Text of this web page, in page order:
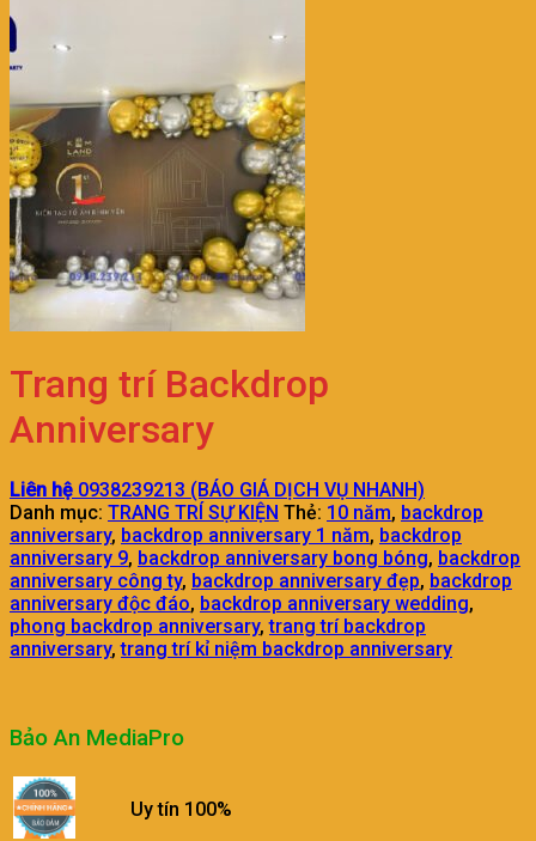
Trang trí Backdrop
Anniversary
Liên hệ 0938239213 (BÁO GIÁ DỊCH VỤ NHANH)
Danh mục: TRANG TRÍ SỰ KIỆN Thẻ: 10 năm, backdrop
anniversary, backdrop anniversary 1 năm, backdrop
anniversary 9, backdrop anniversary bong bóng, backdrop
anniversary công ty, backdrop anniversary đẹp, backdrop
anniversary độc đáo, backdrop anniversary wedding,
phong backdrop anniversary,trang trí backdrop
anniversary,trang trí kỉ niệm backdrop anniversary
Bảo An MediaPro
Uy tín 100%